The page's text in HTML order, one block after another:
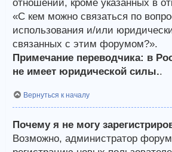
отношений, кроме указанных в
«С кем можно связаться по
использования и/или
связанных с этим форумом?».
Примечание переводчика: в
не имеет юридической силы..
Вернуться к началу
Почему я не могу
Возможно, администратор